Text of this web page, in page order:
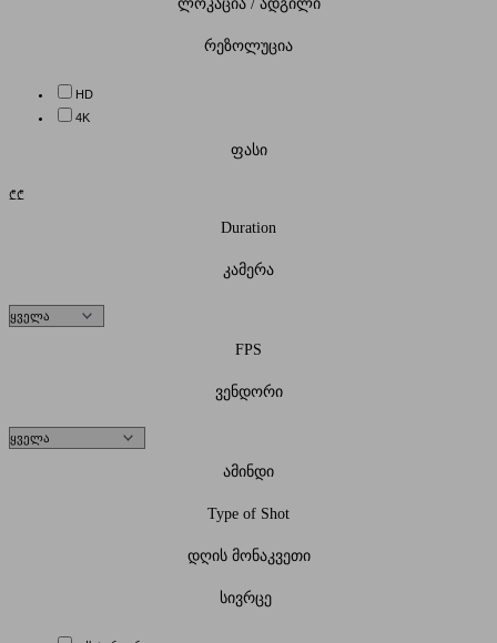
ლოკაცია / ადგილი
რეზოლუცია
HD
4K
ფასი
₾₾
Duration
კამერა
FPS
ვენდორი
ამინდი
Type of Shot
დღის მონაკვეთი
სივრცე